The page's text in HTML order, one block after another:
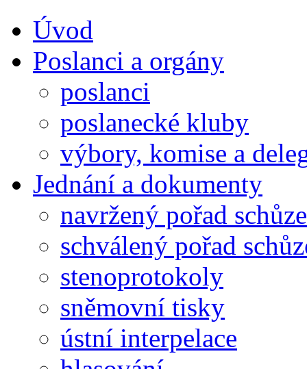
Úvod
Poslanci a orgány
poslanci
poslanecké kluby
výbory, komise a
Jednání a dokumenty
navržený pořad schůze
schválený pořad
stenoprotokoly
sněmovní tisky
ústní interpelace